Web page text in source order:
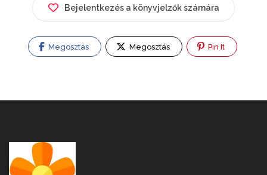
Bejelentkezés a könyvjelzők számára
Megosztás Megosztás Pin It